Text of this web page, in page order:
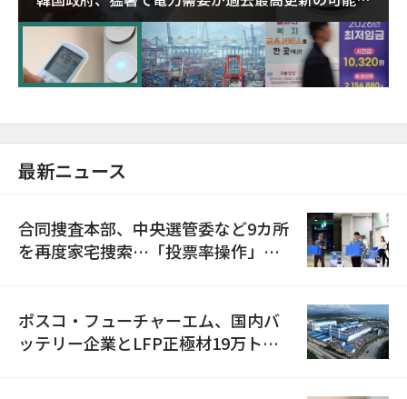
に需給対応体制を点検
最新ニュース
合同捜査本部、中央選管委など9カ所
を再度家宅捜索…「投票率操作」の
ポスコ・フューチャーエム、国内バ
ッテリー企業とLFP正極材19万トン